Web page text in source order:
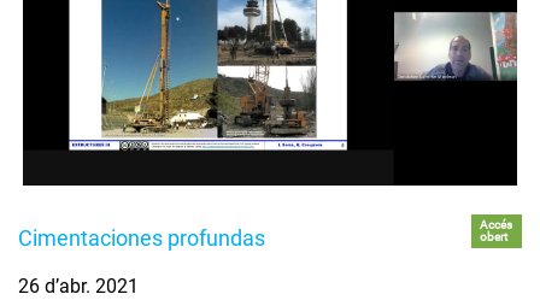
Cimentaciones profundas
Accés
obert
26 d’abr. 2021